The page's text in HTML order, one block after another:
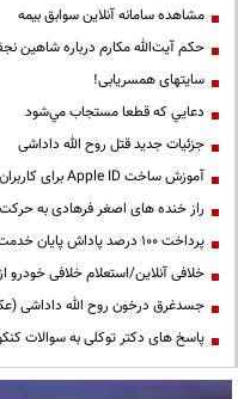
مشاهده سامانه آنلاين سوابق بیمه
حكم آيت‌الله مكارم درباره شاهين
سایتهای همسریابی!
دعايي كه قطعا مستجاب مي‌شود
جزئیات جدید قتل روح الله داداشی
آموزش ساخت Apple ID برای کاربران ایرانی
راز خنده های اصغر فرهادی به
پرداخت ۱۰۰ درصد پاداش پایان خدمت فرهنگیان
خلافی آنلاین/استعلام خلافی خودرو
جسدغرق درخون روح الله داداشی
پاسخ های دکتر توکلی به سوالات